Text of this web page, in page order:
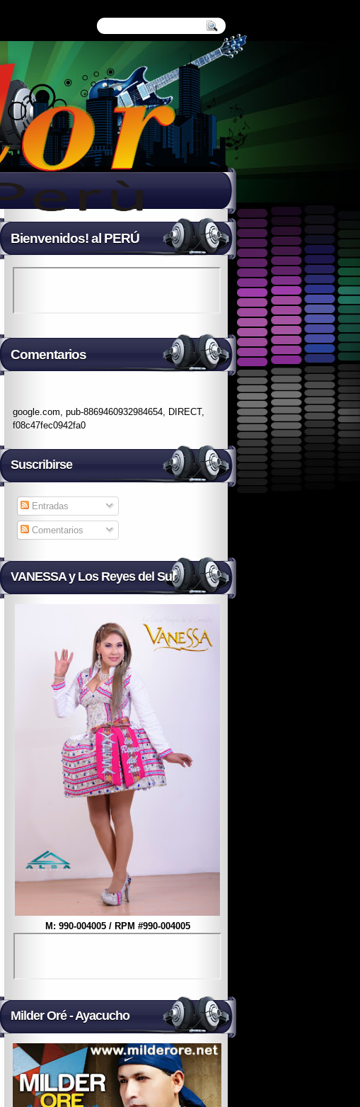
Bienvenidos! al PERÚ
Comentarios
google.com, pub-8869460932984654, DIRECT,
f08c47fec0942fa0
Suscribirse
Entradas
Comentarios
VANESSA y Los Reyes del Sur
M: 990-004005 / RPM #990-004005
Milder Oré - Ayacucho